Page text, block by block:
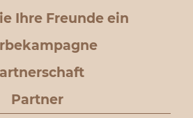
Ihre Freunde ein
Partner